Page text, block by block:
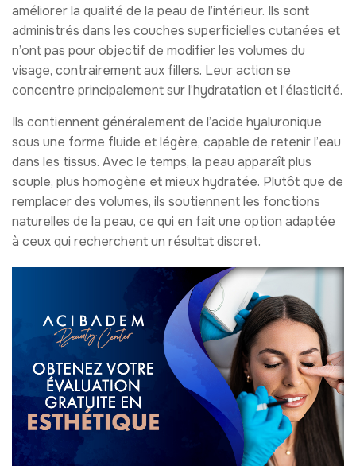
améliorer la qualité de la peau de l’intérieur. Ils sont
administrés dans les couches superficielles cutanées et
n’ont pas pour objectif de modifier les volumes du
visage, contrairement aux fillers. Leur action se
concentre principalement sur l’hydratation et l’élasticité.
Ils contiennent généralement de l’acide hyaluronique
sous une forme fluide et légère, capable de retenir l’eau
dans les tissus. Avec le temps, la peau apparaît plus
souple, plus homogène et mieux hydratée. Plutôt que de
remplacer des volumes, ils soutiennent les fonctions
naturelles de la peau, ce qui en fait une option adaptée
à ceux qui recherchent un résultat discret.